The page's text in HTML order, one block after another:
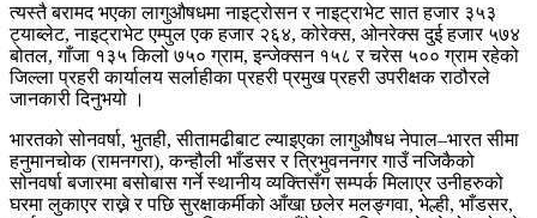
त्यस्तै बरामद भएका लागुऔषधमा नाइट्रोसन र नाइट्राभेट सात हजार ३५३
ट्याब्लेट, नाइट्राभेट एम्पुल एक हजार २६४, कोरेक्स, ओनरेक्स दुई हजार ५७४
बोतल, गाँजा १३५ किलो ७५० ग्राम, इन्जेक्सन १५८ र चरेस ५०० ग्राम रहेको
जिल्ला प्रहरी कार्यालय सर्लाहीका प्रहरी प्रमुख प्रहरी उपरीक्षक राठौरले
जानकारी दिनुभयो ।
भारतको सोनवर्षा, भुतही, सीतामढीबाट ल्याइएका लागुऔषध नेपाल–भारत सीमा
हनुमानचोक (रामनगरा), कन्हौली भाँडसर र त्रिभुवननगर गाउँ नजिकैको
सोनवर्षा बजारमा बसोबास गर्ने स्थानीय व्यक्तिसँग सम्पर्क मिलाएर उनीहरुको
घरमा लुकाएर राख्ने र पछि सुरक्षाकर्मीको आँखा छलेर मलङ्गवा, भेल्ही, भाँडसर,